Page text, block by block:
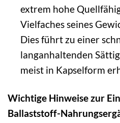
extrem hohe
Vielfaches seines
Dies führt zu einer
langanhaltenden
meist in Kapselform
Wichtige Hinweise zur
Ballaststoff-